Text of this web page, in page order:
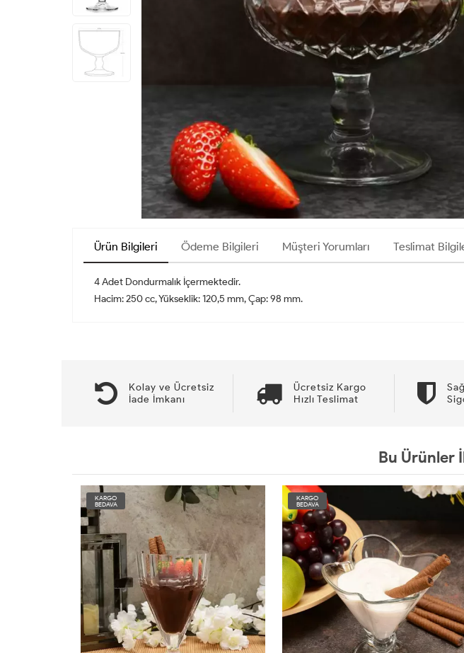
Ürün Bilgileri Ödeme Bilgileri Müşteri Yorumları Teslimat
4 Adet Dondurmalık İçermektedir.
Hacim: 250 cc, Yükseklik: 120,5 mm, Çap: 98 mm.
Kolay ve Ücretsiz
İade İmkanı
Ücretsiz Kargo
Hızlı Teslimat
Bu Ürünler
KARGO
BEDAVA
KARGO
BEDAVA